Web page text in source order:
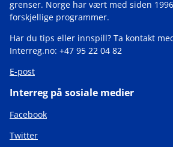
grenser. Norge har vært med siden
forskjellige programmer.
Har du tips eller innspill? Ta kontakt
Interreg.no: +47 95 22 04 82
E-post
Interreg på sosiale medier
Facebook
Twitter